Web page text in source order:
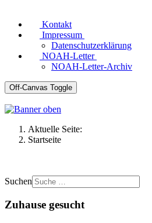
Kontakt
Impressum
Datenschutzerklärung
NOAH-Letter
NOAH-Letter-Archiv
Off-Canvas Toggle
Aktuelle Seite:
Startseite
Suchen
Zuhause gesucht